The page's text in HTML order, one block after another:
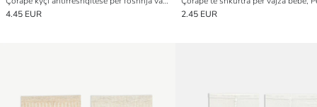
4.45 EUR
2.45 EUR